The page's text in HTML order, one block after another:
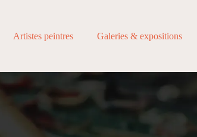
Artistes peintres Galeries & expositions